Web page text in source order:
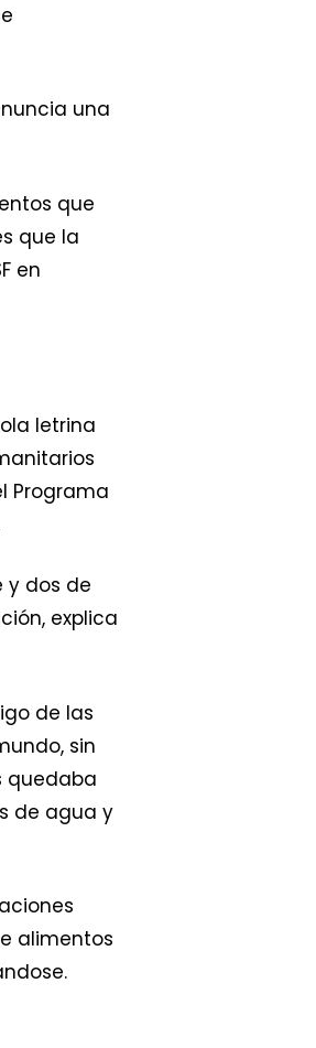
una
que
que la
en
letrina
Programa
y dos de
explica
de las
sin
quedaba
de agua y
alimentos